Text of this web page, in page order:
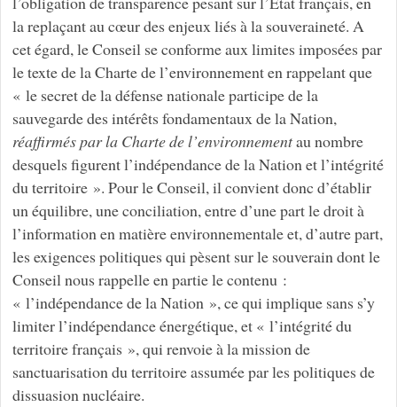
la replaçant au cœur des enjeux liés à la souveraineté. A
cet égard, le Conseil se conforme aux limites imposées par
le texte de la Charte de l’environnement en rappelant que
« le secret de la défense nationale participe de la
sauvegarde des intérêts fondamentaux de la Nation,
réaffirmés par la Charte de l’environnementau nombre
desquels figurent l’indépendance de la Nation et l’intégrité
du territoire ». Pour le Conseil, il convient donc d’établir
un équilibre, une conciliation, entre d’une part le droit à
l’information en matière environnementale et, d’autre part,
les exigences politiques qui pèsent sur le souverain dont le
Conseil nous rappelle en partie le contenu :
« l’indépendance de la Nation », ce qui implique sans s’y
limiter l’indépendance énergétique, et « l’intégrité du
territoire français », qui renvoie à la mission de
sanctuarisation du territoire assumée par les politiques de
dissuasion nucléaire.